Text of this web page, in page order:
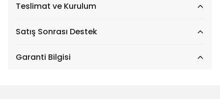
Teslimat ve Kurulum
Satış Sonrası Destek
Garanti Bilgisi